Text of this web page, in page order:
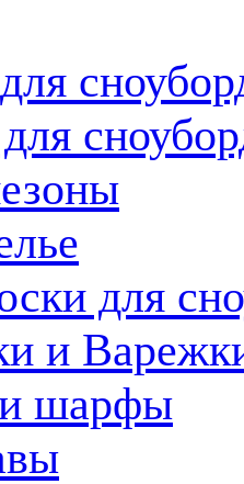
для
и
шарфы